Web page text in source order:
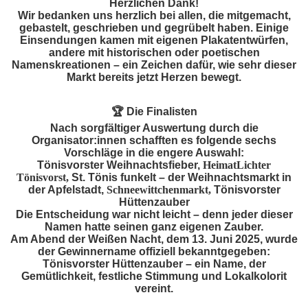
Herzlichen Dank!
Wir bedanken uns herzlich bei allen, die mitgemacht,
gebastelt, geschrieben und gegrübelt haben. Einige
Einsendungen kamen mit eigenen Plakatentwürfen,
andere mit historischen oder poetischen
Namenskreationen – ein Zeichen dafür, wie sehr dieser
Markt bereits jetzt Herzen bewegt.
🏆Die Finalisten
Nach sorgfältiger Auswertung durch die
Organisator:innen schafften es folgende sechs
Vorschläge in die engere Auswahl:
Tönisvorster Weihnachtsfieber, HeimatLichter
Tönisvorst, St. Tönis funkelt – der Weihnachtsmarkt in
der Apfelstadt, Schneewittchenmarkt, Tönisvorster
Hüttenzauber
Die Entscheidung war nicht leicht – denn jeder dieser
Namen hatte seinen ganz eigenen Zauber.
Am Abend der Weißen Nacht, dem 13. Juni 2025, wurde
der Gewinnername offiziell bekanntgegeben:
Tönisvorster Hüttenzauber – ein Name, der
Gemütlichkeit, festliche Stimmung und Lokalkolorit
vereint.